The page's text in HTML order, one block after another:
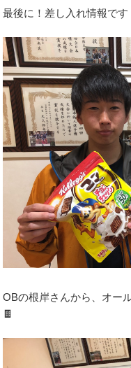
最後に！差し入れ情報です
OBの根岸さんから、オー
🍫